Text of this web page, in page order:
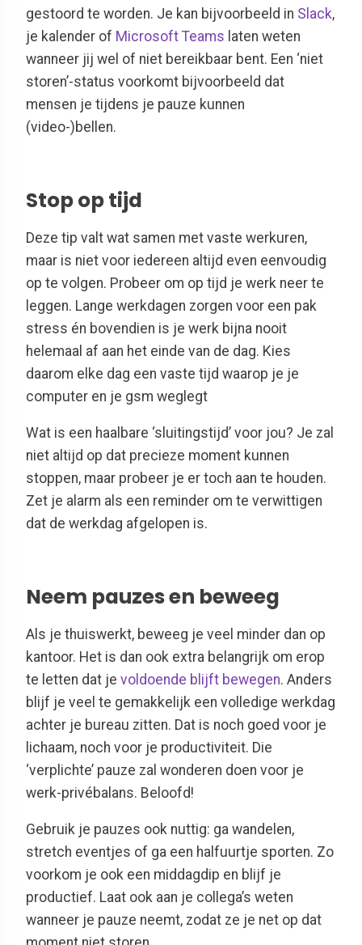
gestoord te worden. Je kan bijvoorbeeld in Slack,
je kalender of Microsoft Teams laten weten
wanneer jij wel of niet bereikbaar bent. Een ‘niet
storen’-status voorkomt bijvoorbeeld dat
mensen je tijdens je pauze kunnen
(video-)bellen.
Stop op tijd
Deze tip valt wat samen met vaste werkuren,
maar is niet voor iedereen altijd even eenvoudig
op te volgen. Probeer om op tijd je werk neer te
leggen. Lange werkdagen zorgen voor een pak
stress én bovendien is je werk bijna nooit
helemaal af aan het einde van de dag. Kies
daarom elke dag een vaste tijd waarop je je
computer en je gsm weglegt
Wat is een haalbare ‘sluitingstijd’ voor jou? Je zal
niet altijd op dat precieze moment kunnen
stoppen, maar probeer je er toch aan te houden.
Zet je alarm als een reminder om te verwittigen
dat de werkdag afgelopen is.
Neem pauzes en beweeg
Als je thuiswerkt, beweeg je veel minder dan op
kantoor. Het is dan ook extra belangrijk om erop
te letten dat je voldoende blijft bewegen. Anders
blijf je veel te gemakkelijk een volledige werkdag
achter je bureau zitten. Dat is noch goed voor je
lichaam, noch voor je productiviteit. Die
‘verplichte’ pauze zal wonderen doen voor je
werk-privébalans. Beloofd!
Gebruik je pauzes ook nuttig: ga wandelen,
stretch eventjes of ga een halfuurtje sporten. Zo
voorkom je ook een middagdip en blijf je
productief. Laat ook aan je collega’s weten
wanneer je pauze neemt, zodat ze je net op dat